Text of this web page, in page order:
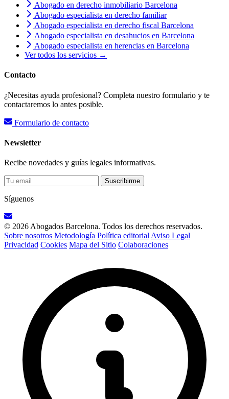
Abogado en derecho inmobiliario Barcelona
Abogado especialista en derecho familiar
Abogado especialista en derecho fiscal Barcelona
Abogado especialista en desahucios en Barcelona
Abogado especialista en herencias en Barcelona
Ver todos los servicios →
Contacto
¿Necesitas ayuda profesional? Completa nuestro formulario y te
contactaremos lo antes posible.
Formulario de contacto
Newsletter
Recibe novedades y guías legales informativas.
Suscribirme
Síguenos
© 2026 Abogados Barcelona. Todos los derechos reservados.
Sobre nosotros Metodología Política editorial Aviso Legal
Privacidad Cookies Mapa del Sitio Colaboraciones